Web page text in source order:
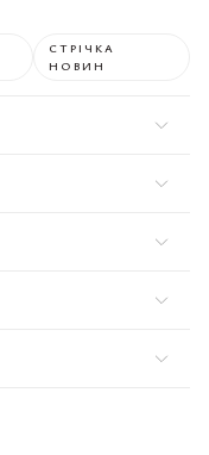
СТРІЧКА
НОВИН